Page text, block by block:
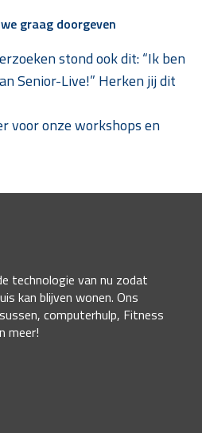
graag doorgeven
stond ook dit: “Ik ben
Senior-Live!” Herken jij dit
voor onze workshops en
technologie van nu zodat
kan blijven wonen. Ons
computerhulp, Fitness
meer!